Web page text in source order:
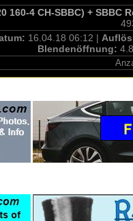
160-4 CH-SBBC) + SBBC
16.04.18 06:12 |
Blendenöffnung: